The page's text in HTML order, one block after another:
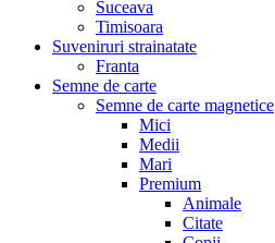
Suceava
Timisoara
Suveniruri strainatate
Franta
Semne de carte
Semne de carte magnetice
Mici
Medii
Mari
Premium
Animale
Citate